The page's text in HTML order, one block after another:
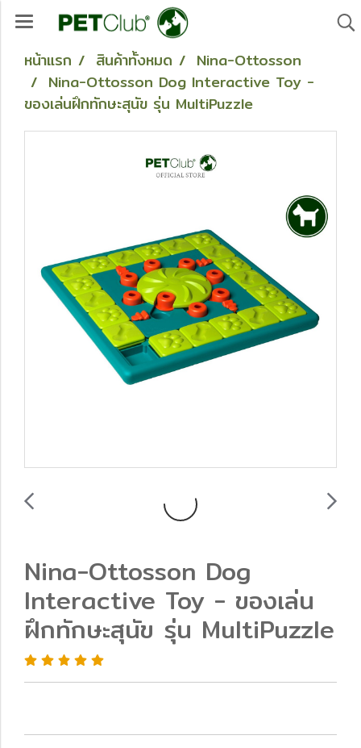
หน้าแรก สินค้าทั้งหมด
Nina-Ottosson
Nina-Ottosson Dog Interactive Toy -
ของเล่นฝึกทักษะสุนัข รุ่น MultiPuzzle
Nina-Ottosson Dog
Interactive Toy - ของเล่น
ฝึกทักษะสุนัข รุ่น MultiPuzzle